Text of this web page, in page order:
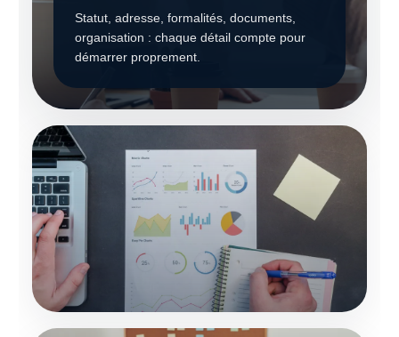
Statut, adresse, formalités, documents,
organisation : chaque détail compte pour
démarrer proprement.